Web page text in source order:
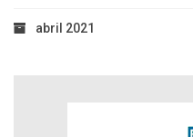
abril 2021